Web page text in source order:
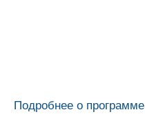
Подробнее о программе